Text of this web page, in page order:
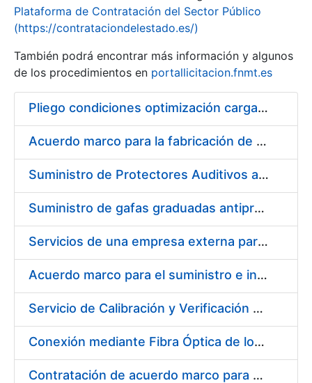
Mostra/Amaga
Plataforma de Contratación del Sector Público
(https://contrataciondelestado.es/)
También podrá encontrar más información y algunos
de los procedimientos en portallicitacion.fnmt.es
Pliego condiciones optimización cargas compras firmado
Acuerdo marco para la fabricación de piezas
Suministro de Protectores Auditivos a medida para las personas trabajadoras de los Centros de Trabajo de Madrid y Burgos
Suministro de gafas graduadas antiproyecciones para los trabajadores de la FNMT-RCM en los centros de trabajo de Madrid y Burgos
Servicios de una empresa externa para el asesoramiento y resolución de los recursos de alzada que se presentan relacionados con procesos de selección para la FNMT-RCM
Acuerdo marco para el suministro e instalación de persianas, estores y otros complementos
Servicio de Calibración y Verificación Externa de los Equipos de Medición del Servicio de Prevención de la FNMT-RCM
Conexión mediante Fibra Óptica de los Centros de Proceso de Datos (CPDs) de las sedes de la FNMT-RCM de Burgos y Madrid
Contratación de acuerdo marco para el Suministro de Material de Electricidad para la Fábrica Nacional de Moneda y Timbre-Real Casa de la Moneda en su centro de trabajo de Burgos